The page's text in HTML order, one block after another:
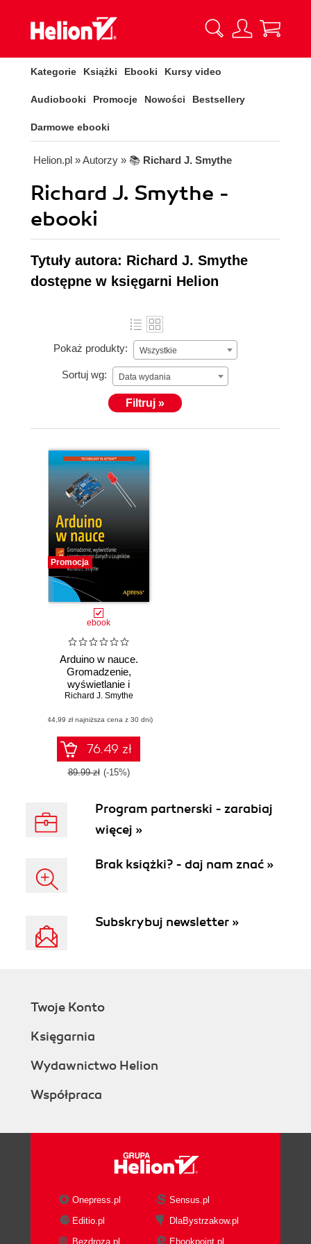
Kategorie Książki Ebooki Kursy video
Audiobooki Promocje Nowości Bestsellery
Darmowe ebooki
Helion.pl » Autorzy » 📚 Richard J. Smythe
Richard J. Smythe -
ebooki
Tytuły autora: Richard J. Smythe
dostępne w księgarni Helion
Pokaż produkty: Wszystkie
Sortuj wg: Data wydania
Filtruj »
Promocja
ebook
Arduino w nauce.
Gromadzenie,
wyświetlanie i
przetwarzanie
czujników
Richard J. Smythe
(44,99 zł najniższa cena z 30 dni)
76.49 zł
89.99 zł (-15%)
Program partnerski - zarabiaj
więcej »
Brak książki? - daj nam znać »
Subskrybuj newsletter »
Twoje Konto
Księgarnia
Wydawnictwo Helion
Współpraca
Onepress.pl
Sensus.pl
Editio.pl
DlaBystrzakow.pl
Bezdroza.pl
Ebookpoint.pl